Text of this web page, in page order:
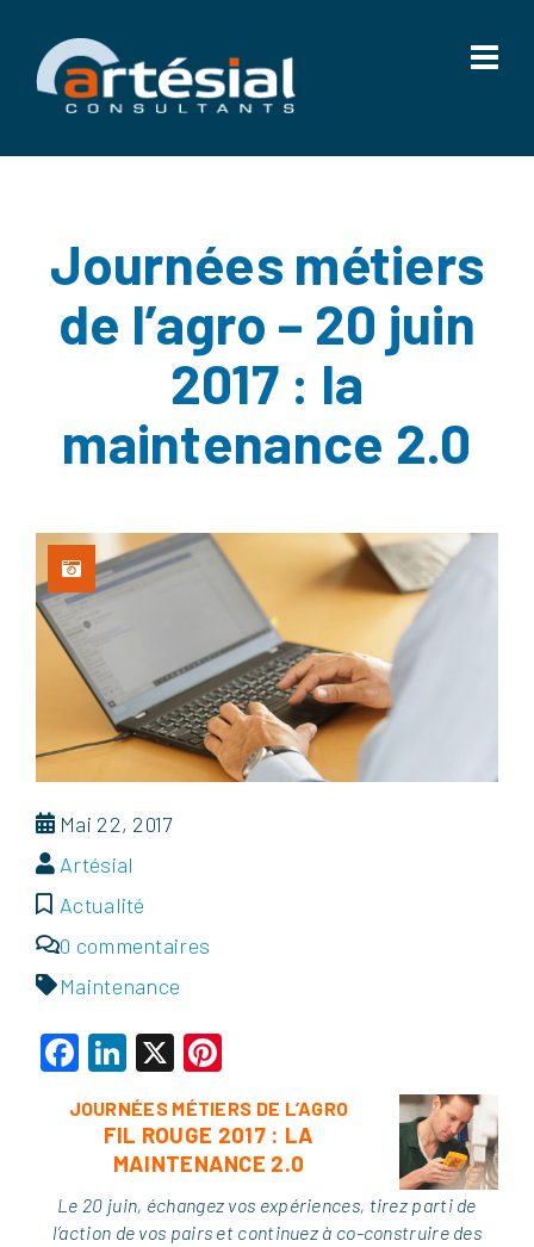
Journées métiers
de l’agro – 20 juin
2017 : la
maintenance 2.0
Mai 22, 2017
Artésial
Actualité
0 commentaires
Maintenance
Facebook
LinkedIn
X
JOURNÉES MÉTIERS DE L’AGRO
FIL ROUGE 2017 : LA
MAINTENANCE 2.0
Le 20 juin, échangez vos expériences, tirez parti de
l’action de vos pairs et continuez à co-construire des